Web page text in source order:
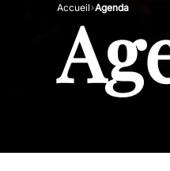
Accueil Agenda